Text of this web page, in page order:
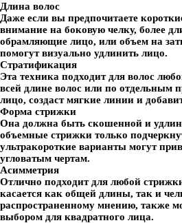
Длина волос
Даже если вы предпочитаете
внимание на боковую челку, более
обрамляющие лицо, или объем на
помогут визуально удлинить лицо.
Стратификация
Эта техника подходит для волос
всей длине волос или по отдельным
лицо, создаст мягкие линии и
Форма стрижки
Она должна быть скошенной и
объемные стрижки только
ультракороткие варианты могут
угловатым чертам.
Асимметрия
Отлично подходит для любой
касается как общей длины, так и
распространенному мнению, также
выбором для квадратного лица.